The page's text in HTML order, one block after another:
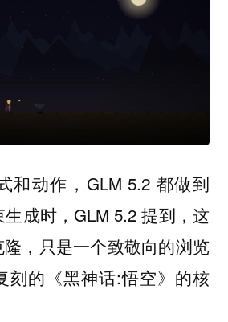
和动作，GLM 5.2 都做到
成时，GLM 5.2 提到，这
，只是一个致敬向的浏览
刻的《黑神话:悟空》的核